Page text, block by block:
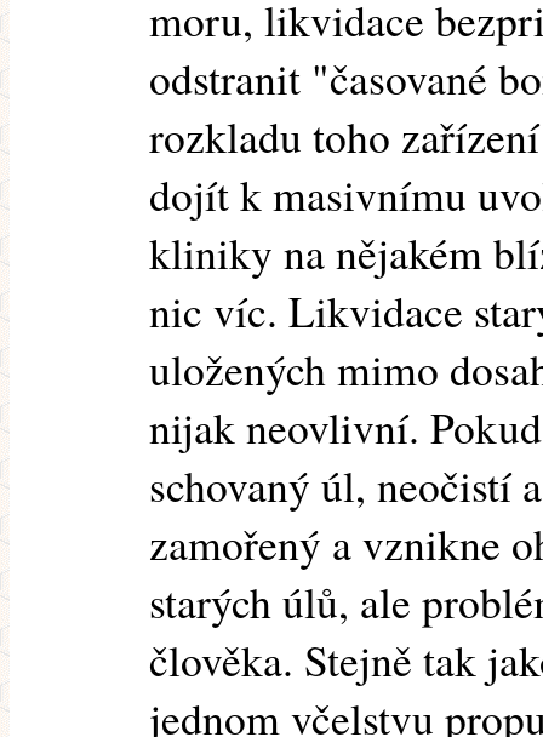
moru, likvidace
odstranit "časované
rozkladu toho
dojít k masivnímu
kliniky na nějakém
nic víc. Likvidace
uložených mimo
nijak neovlivní.
schovaný úl, neočistí
zamořený a vznikne
starých úlů, ale
člověka. Stejně tak
jednom včelstvu